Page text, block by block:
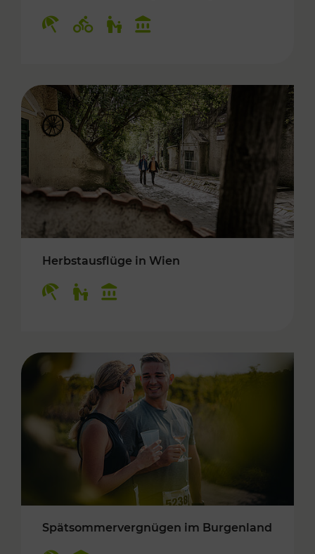
Herbstausflüge in Wien
Spätsommervergnügen im Burgenland